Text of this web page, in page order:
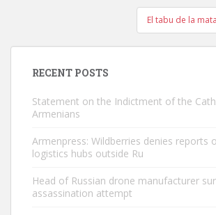
El tabu de la
RECENT POSTS
Statement on the Indictment of the
Armenians
Armenpress: Wildberries denies reports
logistics hubs outside Ru
Head of Russian drone manufacturer
assassination attempt